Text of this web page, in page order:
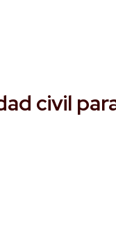
civil